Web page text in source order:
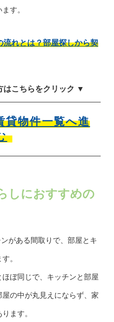
す。
れとは？部屋探しから契
はこちらをクリック ▼
貸物件一覧へ進
しにおすすめの
がある間取りで、部屋とキ
。
ぼ同じで、キッチンと部屋
の中が丸見えにならず、家
ます。